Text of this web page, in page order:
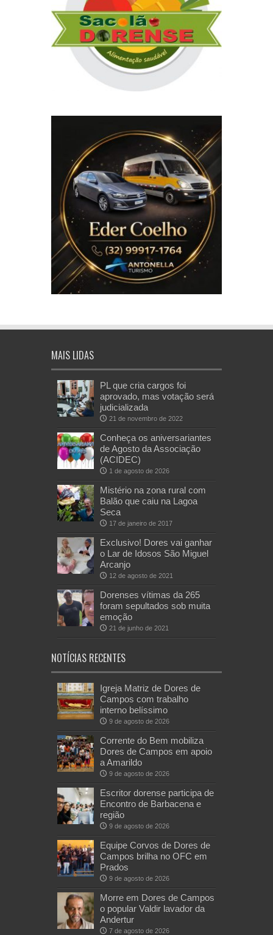
MAIS LIDAS
PL que cria cargos foi
aprovado, mas votação será
judicializada
21 de novembro de 2022
Conheça os aniversariantes
de Agosto da Associação
(ACIDEC)
1 de agosto de 2026
Mistério na zona rural com
Balão que caiu na Lagoa
Seca
17 de janeiro de 2017
Exclusivo! Dores vai ganhar
o Lar de Idosos São Miguel
Arcanjo
12 de agosto de 2021
Dorenses vítimas da 265
foram sepultados sob muita
emoção
21 de junho de 2021
NOTÍCIAS RECENTES
Igreja Matriz de Dores de
Campos com trabalho
interno belíssimo
9 de agosto de 2026
Corrente do Bem mobiliza
Dores de Campos em apoio
a Amarildo
9 de agosto de 2026
Escritor dorense participa de
Encontro de Barbacena e
região
9 de agosto de 2026
Equipe Corvos de Dores de
Campos brilha no OFC em
Prados
9 de agosto de 2026
Morre em Dores de Campos
o popular Valdir lavador da
Andertur
7 de agosto de 2026